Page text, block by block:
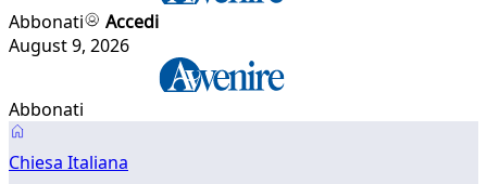
Abbonati
Accedi
August 9, 2026
Abbonati
Chiesa Italiana